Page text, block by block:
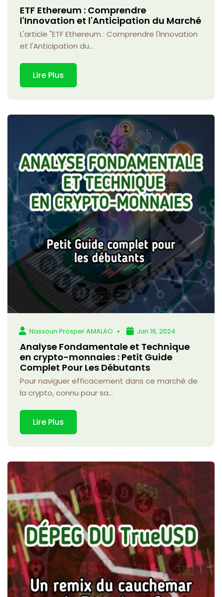
ETF Ethereum : Comprendre
l'Innovation et l'Anticipation du Marché
L'article "ETF Ethereum : Comprendre l'Innovation
et l'Anticipation du...
Lire Plus
Nassoun Prosper AMALAO Jan 16, 2024
Analyse Fondamentale et Technique
en crypto-monnaies : Petit Guide
Complet Pour Les Débutants
Pour naviguer efficacement dans ce marché de
la crypto, connu pour sa...
Lire Plus